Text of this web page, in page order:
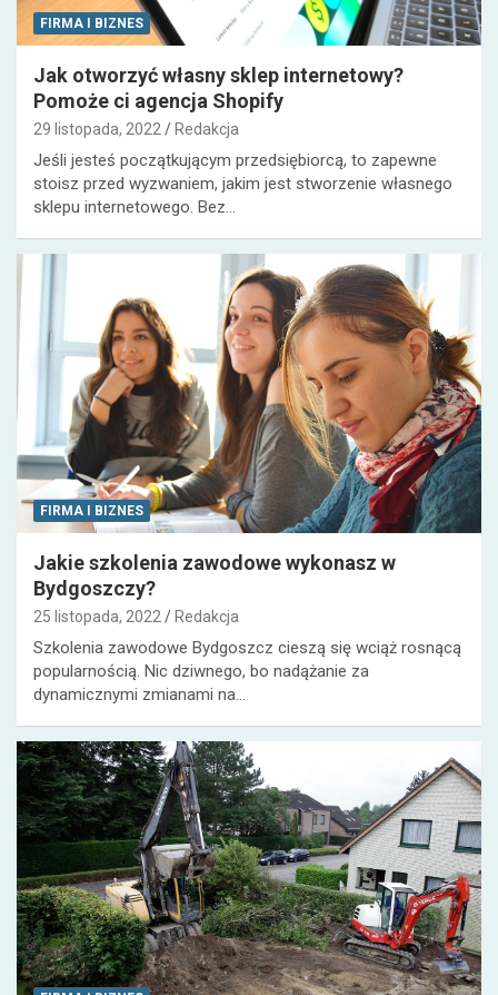
FIRMA I BIZNES
Jak otworzyć własny sklep internetowy?
Pomoże ci agencja Shopify
29 listopada, 2022 Redakcja
Jeśli jesteś początkującym przedsiębiorcą, to zapewne
stoisz przed wyzwaniem, jakim jest stworzenie własnego
sklepu internetowego. Bez…
FIRMA I BIZNES
Jakie szkolenia zawodowe wykonasz w
Bydgoszczy?
25 listopada, 2022 Redakcja
Szkolenia zawodowe Bydgoszcz cieszą się wciąż rosnącą
popularnością. Nic dziwnego, bo nadążanie za
dynamicznymi zmianami na…